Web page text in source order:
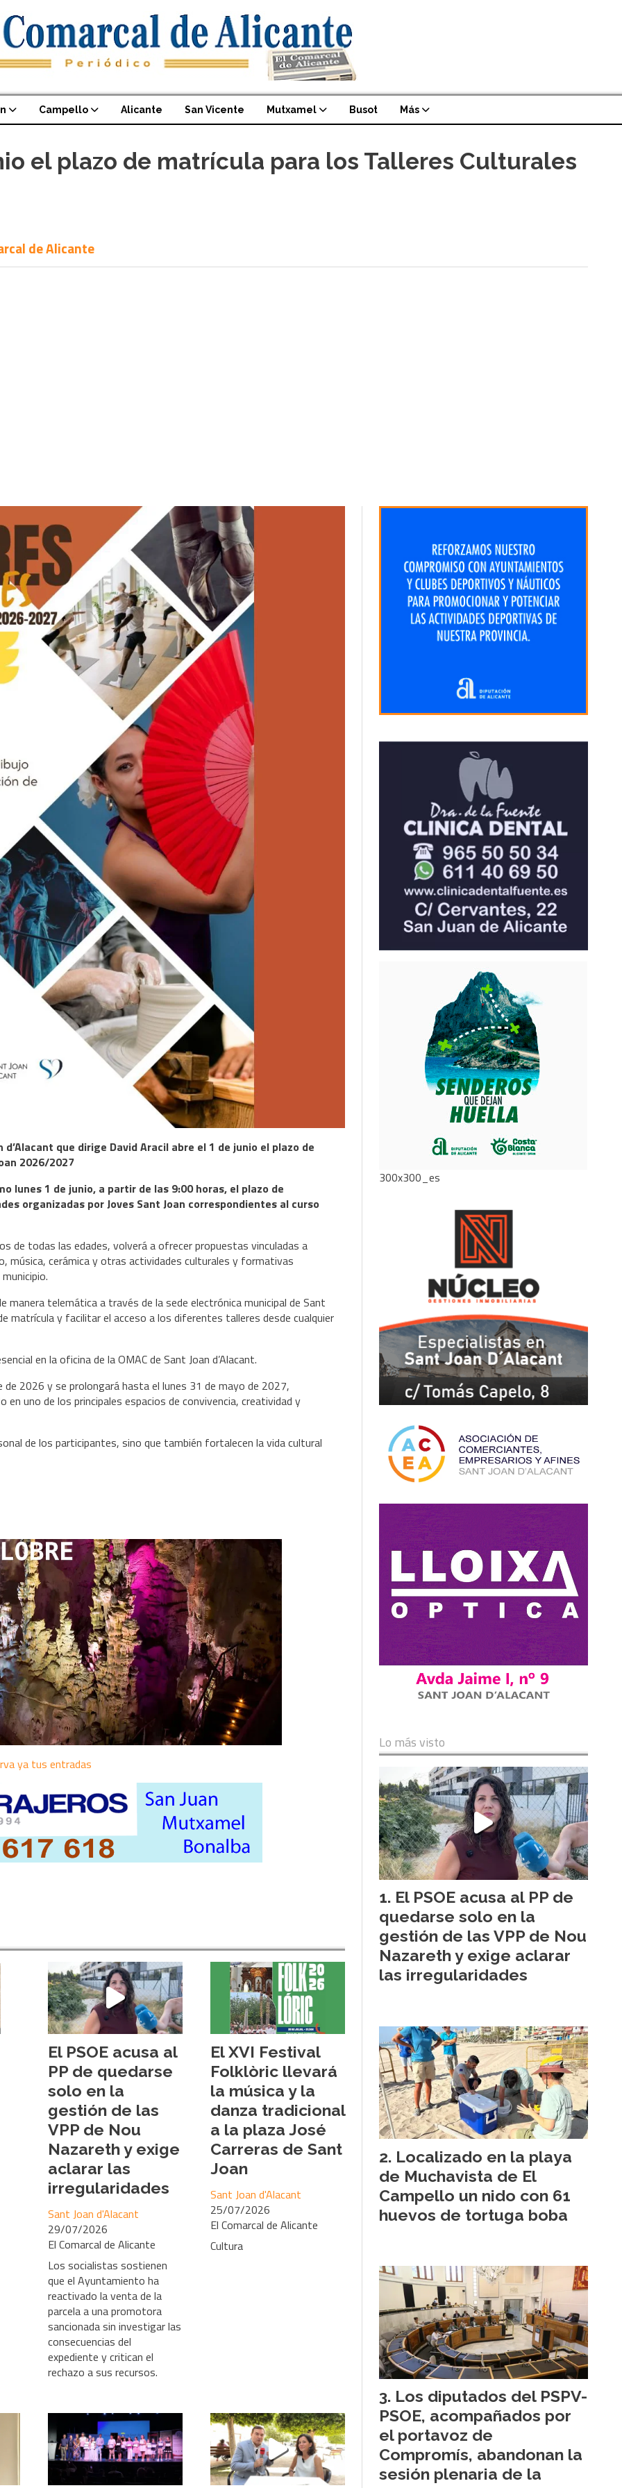
Campello Alicante San Vicente Mutxamel Busot Más
el plazo de matrícula para los Talleres Culturales
de Alicante
que dirige David Aracil abre el 1 de junio el plazo de
2026/2027
lunes 1 de junio, a partir de las 9:00 horas, el plazo de
organizadas por Joves Sant Joan correspondientes al curso
de todas las edades, volverá a ofrecer propuestas vinculadas a
música, cerámica y otras actividades culturales y formativas
telemática a través de la sede electrónica municipal de Sant
matrícula y facilitar el acceso a los diferentes talleres desde cualquier
en la oficina de la OMAC de Sant Joan d’Alacant.
2026 y se prolongará hasta el lunes 31 de mayo de 2027,
uno de los principales espacios de convivencia, creatividad y
de los participantes, sino que también fortalecen la vida cultural
ya tus entradas
El PSOE acusa al
PP de quedarse
solo en la
gestión de las
VPP de Nou
Nazareth y exige
aclarar las
irregularidades
El Comarcal de Alicante
Sant Joan d'Alacant
29/07/2026
Los socialistas sostienen
que el Ayuntamiento ha
reactivado la venta de la
parcela a una promotora
sancionada sin investigar las
consecuencias del
expediente y critican el
rechazo a sus recursos.
El XVI Festival
Folklòric llevará
la música y la
danza tradicional
a la plaza José
Carreras de Sant
Joan
El Comarcal de Alicante
Sant Joan d'Alacant
25/07/2026
Cultura
300x300_es
Lo más visto
El PSOE acusa al PP de
quedarse solo en la
gestión de las VPP de Nou
Nazareth y exige aclarar
las irregularidades
Localizado en la playa
de Muchavista de El
Campello un nido con 61
huevos de tortuga boba
Los diputados del PSPV-
PSOE, acompañados por
el portavoz de
Compromís, abandonan la
sesión plenaria de la